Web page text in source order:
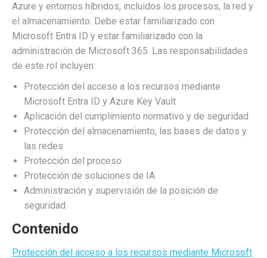
Azure y entornos híbridos, incluidos los procesos, la red y
el almacenamiento. Debe estar familiarizado con
Microsoft Entra ID y estar familiarizado con la
administración de Microsoft 365. Las responsabilidades
de este rol incluyen:
Protección del acceso a los recursos mediante
Microsoft Entra ID y Azure Key Vault
Aplicación del cumplimiento normativo y de seguridad
Protección del almacenamiento, las bases de datos y
las redes
Protección del proceso
Protección de soluciones de IA
Administración y supervisión de la posición de
seguridad
Contenido
Protección del acceso a los recursos mediante Microsoft